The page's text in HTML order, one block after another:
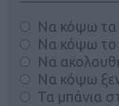
Να κόψω τα
Να κόψω το
Να
Να κόψω
Τα μπάνια